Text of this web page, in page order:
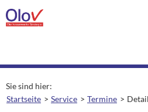
Zum Inhalt springen
Menü
Sie sind hier:
Startseite
Service Termine